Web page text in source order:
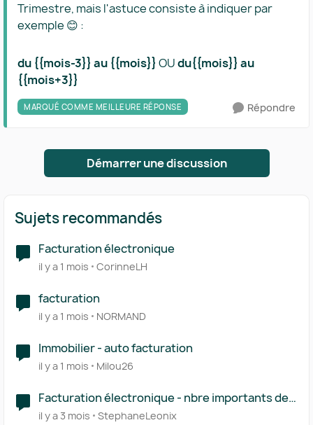
Trimestre, mais l'astuce consiste à indiquer par
exemple 😊 :
du {{mois-3}} au {{mois}} OUdu{{mois}} au
{{mois+3}}
MARQUÉ COMME MEILLEURE RÉPONSE Répondre
Démarrer une discussion
Sujets recommandés
Facturation électronique
il y a 1 mois CorinneLH
facturation
il y a 1 mois NORMAND
Immobilier - auto facturation
il y a 1 mois Milou26
Facturation électronique - nbre importants de
ligne de facturation
il y a 3 mois StephaneLeonix